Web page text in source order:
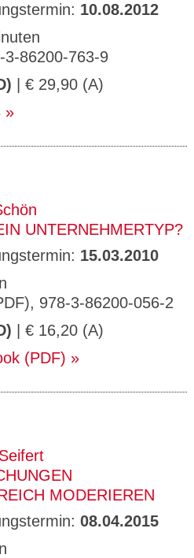
10.08.2012
3-86200-763-9
| € 29,90 (A)
UNTERNEHMERTYP?
15.03.2010
978-3-86200-056-2
| € 16,20 (A)
(PDF)
MODERIEREN
08.04.2015